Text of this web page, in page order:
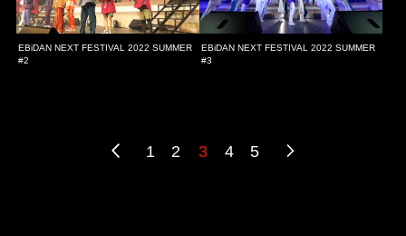
EBiDAN NEXT FESTIVAL 2022 SUMMER
#2
EBiDAN NEXT FESTIVAL 2022 SUMMER
#3
1 2 3 4 5